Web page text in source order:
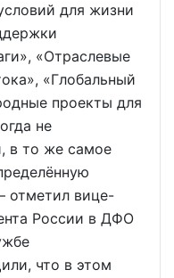
для жизни
«Отраслевые
«Глобальный
проекты для
не
в то же самое
отметил вице-
России в ДФО
что в этом